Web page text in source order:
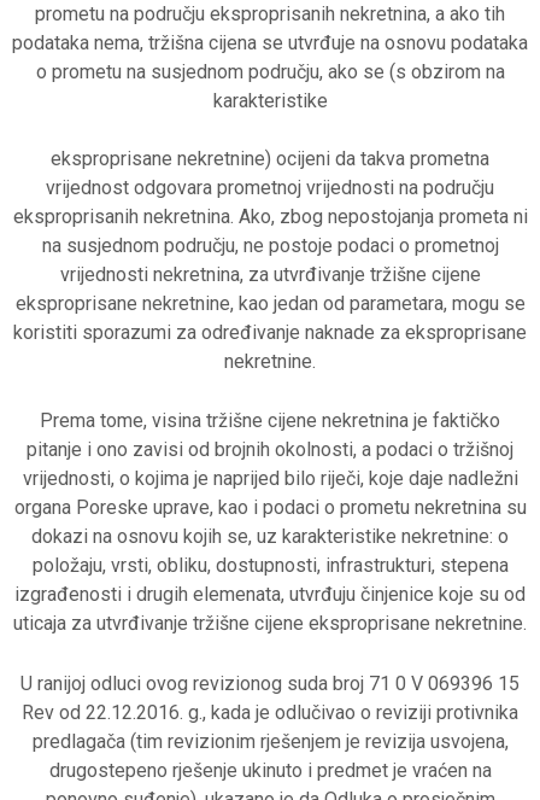
prometu na području eksproprisanih nekretnina, a ako tih
podataka nema, tržišna cijena se utvrđuje na osnovu podataka
o prometu na susjednom području, ako se (s obzirom na
karakteristike
eksproprisane nekretnine) ocijeni da takva prometna
vrijednost odgovara prometnoj vrijednosti na području
eksproprisanih nekretnina. Ako, zbog nepostojanja prometa ni
na susjednom području, ne postoje podaci o prometnoj
vrijednosti nekretnina, za utvrđivanje tržišne cijene
eksproprisane nekretnine, kao jedan od parametara, mogu se
koristiti sporazumi za određivanje naknade za eksproprisane
nekretnine.
Prema tome, visina tržišne cijene nekretnina je faktičko
pitanje i ono zavisi od brojnih okolnosti, a podaci o tržišnoj
vrijednosti, o kojima je naprijed bilo riječi, koje daje nadležni
organa Poreske uprave, kao i podaci o prometu nekretnina su
dokazi na osnovu kojih se, uz karakteristike nekretnine: o
položaju, vrsti, obliku, dostupnosti, infrastrukturi, stepena
izgrađenosti i drugih elemenata, utvrđuju činjenice koje su od
uticaja za utvrđivanje tržišne cijene eksproprisane nekretnine.
U ranijoj odluci ovog revizionog suda broj 71 0 V 069396 15
Rev od 22.12.2016. g., kada je odlučivao o reviziji protivnika
predlagača (tim revizionim rješenjem je revizija usvojena,
drugostepeno rješenje ukinuto i predmet je vraćen na